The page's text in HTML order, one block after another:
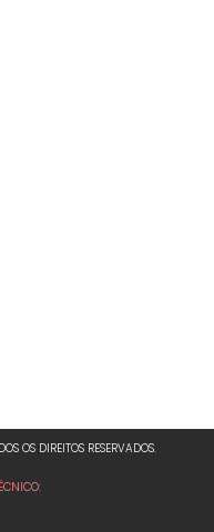
OS DIREITOS RESERVADOS.